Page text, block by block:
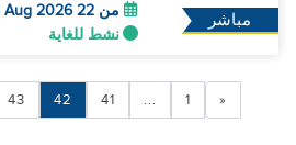
مباشر
من 22 Aug 2026 | دوام كامل
نشط للغاية
«
1
...
41
42
43